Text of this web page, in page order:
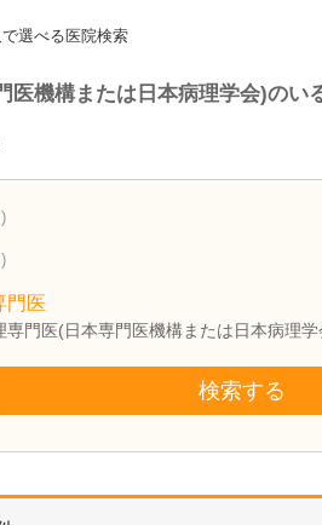
で選べる医院検索
医機構または日本病理学会)のい
門医
専門医(日本専門医機構または日本病理学
検索する